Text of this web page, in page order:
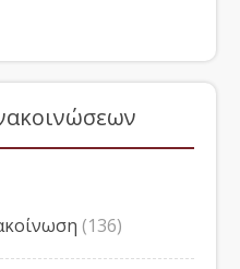
(136)